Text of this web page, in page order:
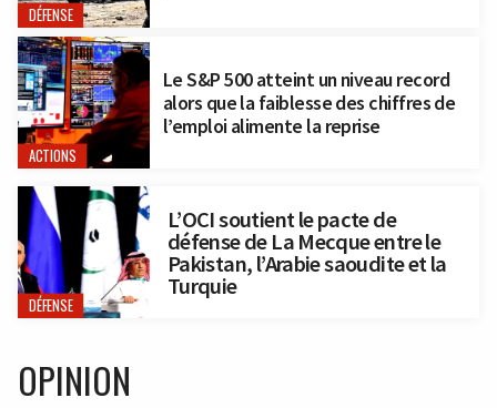
DÉFENSE
ACTIONS
Le S&P 500 atteint un niveau record
alors que la faiblesse des chiffres de
l’emploi alimente la reprise
DÉFENSE
L’OCI soutient le pacte de
défense de La Mecque entre le
Pakistan, l’Arabie saoudite et la
Turquie
OPINION